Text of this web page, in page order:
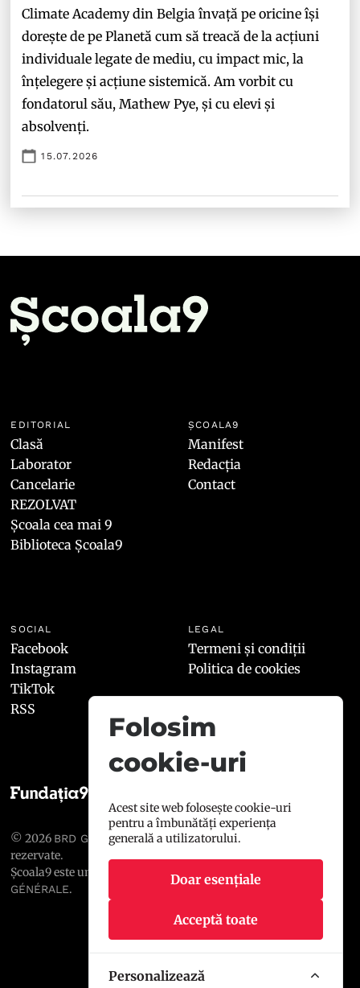
Climate Academy din Belgia învață pe oricine își
dorește de pe Planetă cum să treacă de la acțiuni
individuale legate de mediu, cu impact mic, la
înțelegere și acțiune sistemică. Am vorbit cu
fondatorul său, Mathew Pye, și cu elevi și
absolvenți.
15.07.2026
EDITORIAL
Clasă
Laborator
Cancelarie
REZOLVAT
Școala cea mai 9
Biblioteca Școala9
ȘCOALA9
Manifest
Redacția
Contact
SOCIAL
Facebook
Instagram
TikTok
RSS
LEGAL
Termeni și condiții
Politica de cookies
© 2026 BRD GROUPE SOCIÉTÉ GÉNÉRALE
rezervate.
Școala9 este un proiect susținut de
BRD GROUPE SOCIÉTÉ
GÉNÉRALE.
Folosim
cookie-uri
Acest site web folosește cookie-uri
pentru a îmbunătăți experiența
generală a utilizatorului.
Doar esențiale
Acceptă toate
Personalizează